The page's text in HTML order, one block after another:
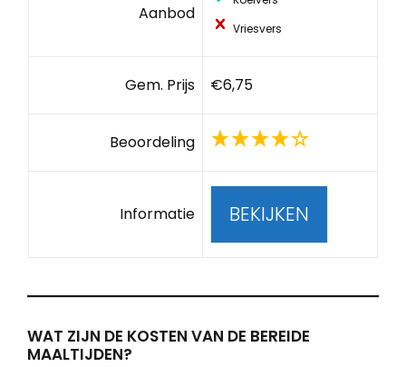
Aanbod
Vriesvers
Gem. Prijs €6,75
Beoordeling
Informatie BEKIJKEN
WAT ZIJN DE KOSTEN VAN DE BEREIDE
MAALTIJDEN?